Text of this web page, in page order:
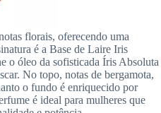
florais, oferecendo uma
é a Base de Laire Iris
o óleo da sofisticada Íris Absoluta
No topo, notas de bergamota,
o fundo é enriquecido por
é ideal para mulheres que